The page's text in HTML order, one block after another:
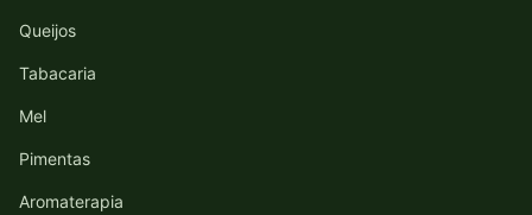
Queijos
Tabacaria
Mel
Pimentas
Aromaterapia